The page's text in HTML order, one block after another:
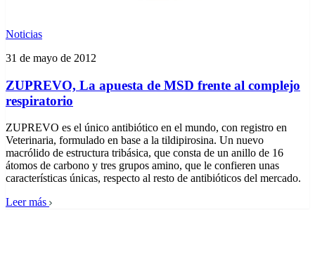
Noticias
31 de mayo de 2012
ZUPREVO, La apuesta de MSD frente al complejo
respiratorio
ZUPREVO es el único antibiótico en el mundo, con registro en
Veterinaria, formulado en base a la tildipirosina. Un nuevo
macrólido de estructura tribásica, que consta de un anillo de 16
átomos de carbono y tres grupos amino, que le confieren unas
características únicas, respecto al resto de antibióticos del mercado.
Leer más